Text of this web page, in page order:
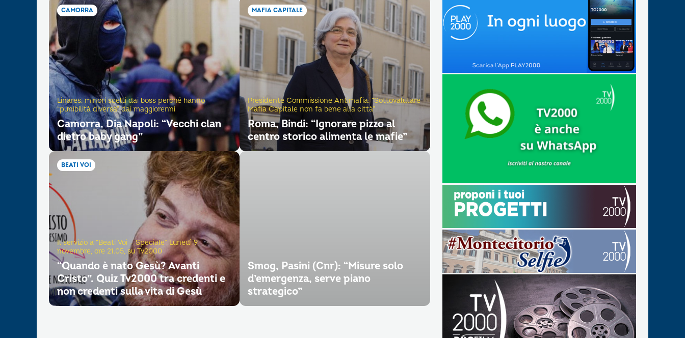
CAMORRA
Linares: minori scelti dai boss perché hanno
“punibilità diversa” dai maggiorenni
Camorra, Dia Napoli: “Vecchi clan
dietro baby gang”
MAFIA CAPITALE
Presidente Commissione Antimafia: “Sottovalutare
Mafia Capitale non fa bene alla città”
Roma, Bindi: “Ignorare pizzo al
centro storico alimenta le mafie”
BEATI VOI
Il servizio a “Beati Voi – Speciale” Lunedì 9
novembre, ore 21.05, su Tv2000
“Quando è nato Gesù? Avanti
Cristo”. Quiz Tv2000 tra credenti e
non credenti sulla vita di Gesù
Smog, Pasini (Cnr): “Misure solo
d’emergenza, serve piano
strategico”